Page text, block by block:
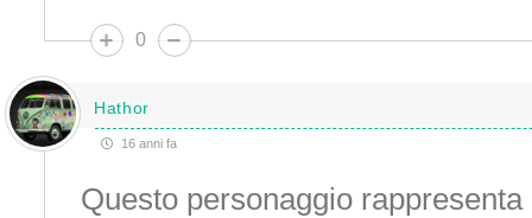
0
Hathor
16 anni fa
Questo personaggio